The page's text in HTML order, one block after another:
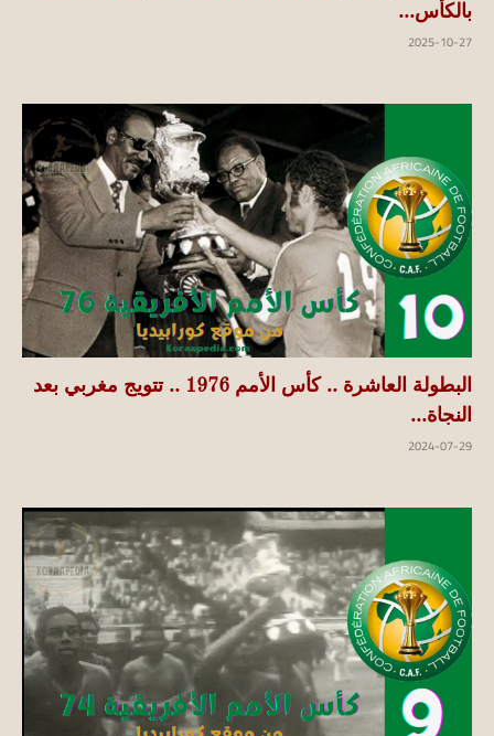
بالكأس...
2025-10-27
البطولة العاشرة .. كأس الأمم 1976 .. تتويج مغربي بعد
النجاة...
2024-07-29